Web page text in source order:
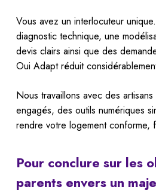
Vous avez un interlocuteur
diagnostic technique, une
devis clairs ainsi que des
Oui Adapt réduit
Nous travaillons avec des
engagés, des outils numériques
rendre votre logement conforme,
Pour conclure sur les
parents envers un